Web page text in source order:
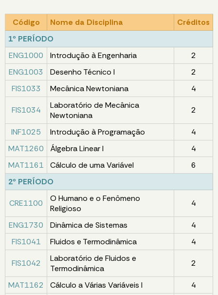
Código Nome da Disciplina
Créditos
1º PERÍODO
ENG1000
Introdução à Engenharia
2
ENG1003
Desenho Técnico I
2
FIS1033
Mecânica Newtoniana 4
FIS1034
Laboratório de Mecânica
Newtoniana
2
INF1025 Introdução à Programação
4
MAT1260
Álgebra Linear I
4
MAT1161
Cálculo de uma Variável
6
2º PERÍODO
CRE1100
O Humano e o Fenômeno
Religioso
4
ENG1730 Dinâmica de Sistemas
4
FIS1041
Fluidos e Termodinâmica 4
FIS1042
Laboratório de Fluidos e
Termodinâmica
2
MAT1162 Cálculo a Várias Variáveis I
4